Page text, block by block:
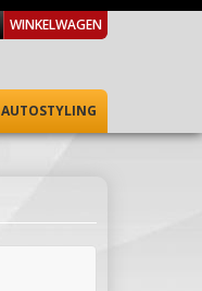
WINKELWAGEN
AUTOSTYLING